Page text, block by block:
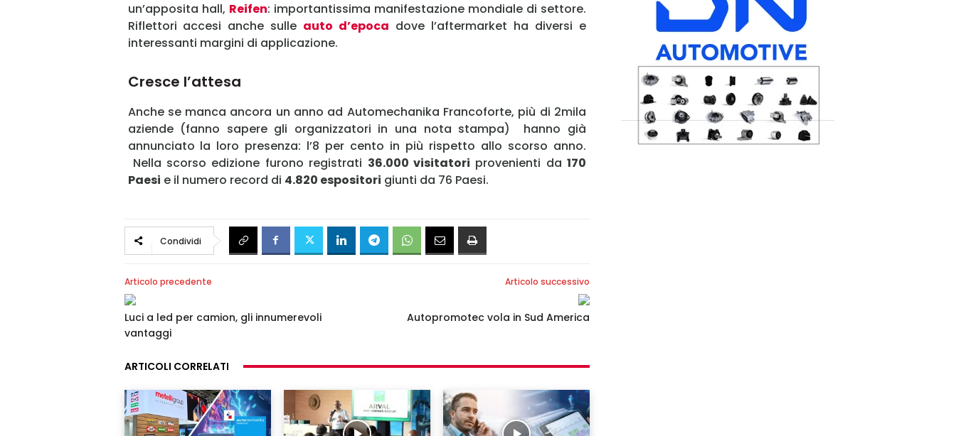
un’apposita hall, Reifen: importantissima manifestazione mondiale di settore.
Riflettori accesi anche sulle auto d’epoca dove l’aftermarket ha diversi e
interessanti margini di applicazione.
Cresce l’attesa
Anche se manca ancora un anno ad Automechanika Francoforte, più di 2mila
aziende (fanno sapere gli organizzatori in una nota stampa) hanno già
annunciato la loro presenza: l’8 per cento in più rispetto allo scorso anno.
Nella scorso edizione furono registrati 36.000 visitatori provenienti da 170
Paesi e il numero record di 4.820 espositori giunti da 76 Paesi.
Condividi
Articolo precedente
Luci a led per camion, gli innumerevoli
vantaggi
Articolo successivo
Autopromotec vola in Sud America
ARTICOLI CORRELATI